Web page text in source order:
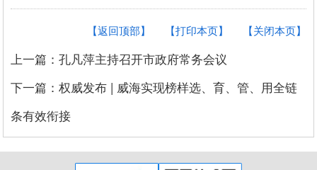
【关闭本页】
【打印本页】
【返回顶部】
上一篇：孔凡萍主持召开市政府常务会议
下一篇：权威发布 | 威海实现榜样选、育、管、用全链
条有效衔接